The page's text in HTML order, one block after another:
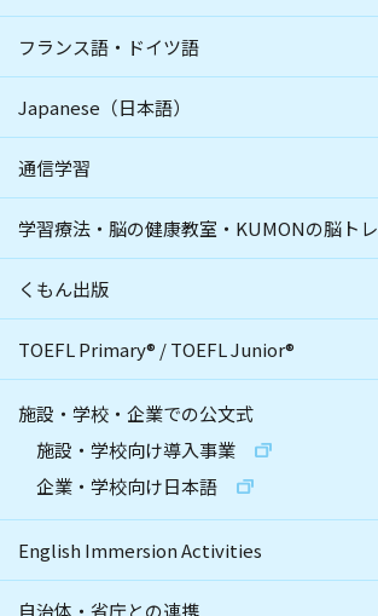
フランス語・ドイツ語
Japanese（日本語）
通信学習
学習療法・脳の健康教室・KUMONの脳トレ
くもん出版
TOEFL Primary® /TOEFL Junior®
施設・学校・企業での公文式
施設・学校向け導入事業
企業・学校向け日本語
English Immersion Activities
自治体・省庁との連携